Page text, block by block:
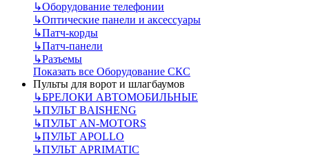
↳Оборудование телефонии
↳Оптические панели и аксессуары
↳Патч-корды
↳Патч-панели
↳Разъемы
Показать все Оборудование СКС
Пульты для ворот и шлагбаумов
↳БРЕЛОКИ АВТОМОБИЛЬНЫЕ
↳ПУЛЬТ BAISHENG
↳ПУЛЬТ AN-MOTORS
↳ПУЛЬТ APOLLO
↳ПУЛЬТ APRIMATIC